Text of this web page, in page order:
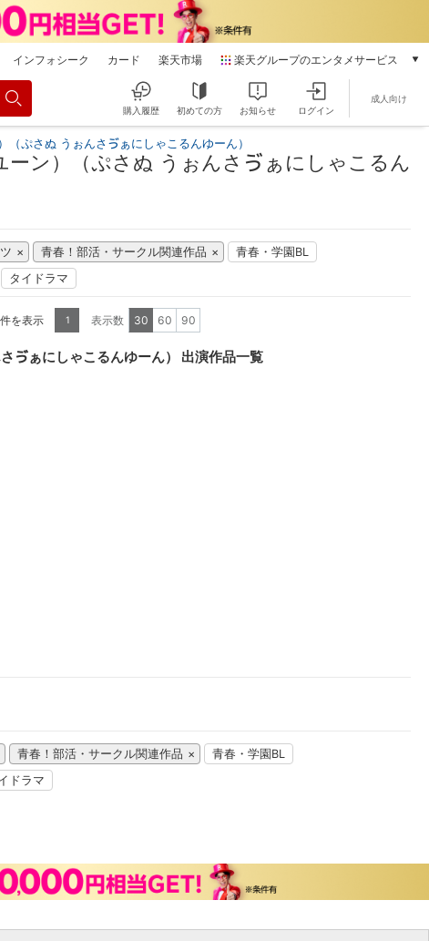
インフォシーク カード 楽天市場 楽天グループのエンタメサービス
本/ゲーム/CD/DVD
電子書籍
音楽配信
動画配信
購入履歴 初めての方 お知らせ ログイン
成人向け
ぷさぬ うぉんさゔぁにしゃこるんゆーん）
ン）（ぷさぬ うぉんさゔぁにしゃこるん
青春！部活・サークル関連作品
青春・学園BL
タイドラマ
を表示 1 表示数 30 60 90
ゔぁにしゃこるんゆーん） 出演作品一覧
青春！部活・サークル関連作品
青春・学園BL
ドラマ